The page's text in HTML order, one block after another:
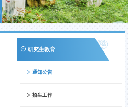
研究生教育
通知公告
招生工作